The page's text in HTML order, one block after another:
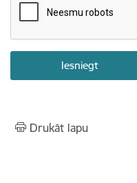
Drukāt lapu